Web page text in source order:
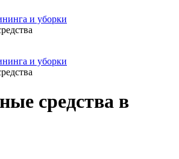
и уборки
и уборки
средства в